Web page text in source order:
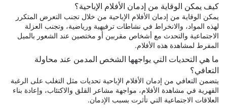
كيف يمكن الوقاية من إدمان الأفلام الإباحية؟
يمكن الوقاية من إدمان الأفلام الإباحية من خلال تجنب التعرض المتكرر
لهذه المواد، والانخراط في نشاطات ترفيهية ورياضية، وتجنب العزلة
الاجتماعية والتحدث مع أشخاص مقربين أو مختصين عند الشعور بالميل
المفرط لمشاهدة هذه الأفلام.
ما هي التحديات التي يواجهها الشخص المدمن عند محاولة
التعافي؟
يتضمن التعافي من إدمان الأفلام الإباحية تحديات مثل التغلب على الرغبة
القهرية في مشاهدة الأفلام، مواجهة مشاعر القلق والاكتئاب، وإعادة بناء
العلاقات الاجتماعية التي تأثرت بسبب الإدمان.